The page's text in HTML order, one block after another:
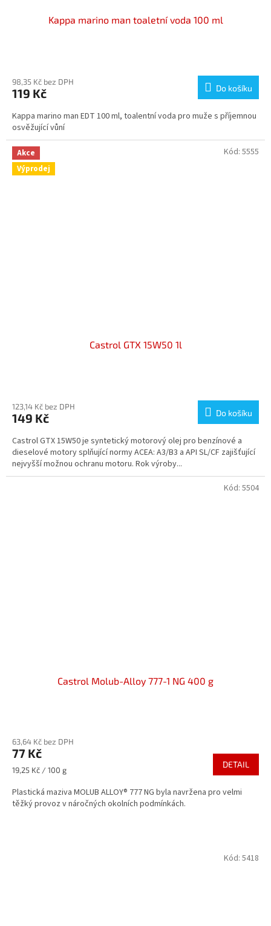
Kappa marino man toaletní voda 100 ml
produktu
je
z
5
hvězdiček.
98,35 Kč bez DPH
119 Kč Do košíku
Kappa marino man EDT 100 ml, toalentní voda pro muže s příjemnou
osvěžující vůní
Akce
Výprodej
Castrol GTX 15W50 1l
produktu
je
z
5
hvězdiček.
123,14 Kč bez DPH
149 Kč Do košíku
Castrol GTX 15W50 je syntetický motorový olej pro benzínové a
dieselové motory splňující normy ACEA: A3/B3 a API SL/CF zajišťující
nejvyšší možnou ochranu motoru. Rok výroby...
Kód: 5555
Castrol Molub-Alloy 777-1 NG 400 g
produktu
je
4,7
5
hvězdiček.
63,64 Kč bez DPH
77 Kč
Měrná
19,25 Kč / 100 g
DETAIL
Plastická maziva MOLUB ALLOY® 777 NG byla navržena pro velmi
těžký provoz v náročných okolních podmínkách.
Kód: 5504
Kód: 5418